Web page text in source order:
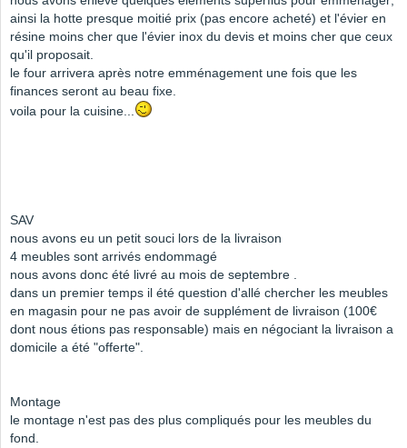
ainsi la hotte presque moitié prix (pas encore acheté) et l'évier en
résine moins cher que l'évier inox du devis et moins cher que ceux
qu'il proposait.
le four arrivera après notre emménagement une fois que les
finances seront au beau fixe.
voila pour la cuisine...
SAV
nous avons eu un petit souci lors de la livraison
4 meubles sont arrivés endommagé
nous avons donc été livré au mois de septembre .
dans un premier temps il été question d'allé chercher les meubles
en magasin pour ne pas avoir de supplément de livraison (100€
dont nous étions pas responsable) mais en négociant la livraison a
domicile a été "offerte".
Montage
le montage n'est pas des plus compliqués pour les meubles du
fond.